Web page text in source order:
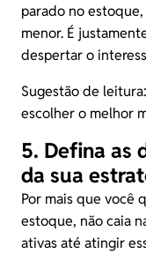
parado no
menor. É
despertar o
Sugestão de
escolher o melhor
5. Defina as
da sua
Por mais que você
estoque, não caia
ativas até atingir